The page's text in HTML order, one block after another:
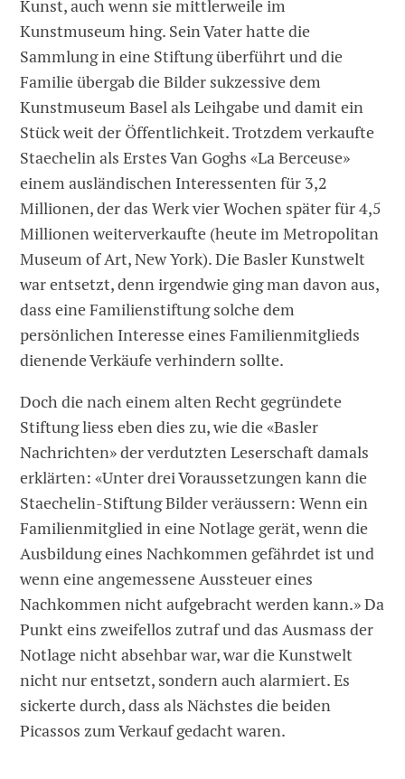
Kunst, auch wenn sie mittlerweile im
Kunstmuseum hing. Sein Vater hatte die
Sammlung in eine Stiftung überführt und die
Familie übergab die Bilder sukzessive dem
Kunstmuseum Basel als Leihgabe und damit ein
Stück weit der Öffentlichkeit. Trotzdem verkaufte
Staechelin als Erstes Van Goghs «La Berceuse»
einem ausländischen Interessenten für 3,2
Millionen, der das Werk vier Wochen später für 4,5
Millionen weiterverkaufte (heute im Metropolitan
Museum of Art, New York). Die Basler Kunstwelt
war entsetzt, denn irgendwie ging man davon aus,
dass eine Familienstiftung solche dem
persönlichen Interesse eines Familienmitglieds
dienende Verkäufe verhindern sollte.
Doch die nach einem alten Recht gegründete
Stiftung liess eben dies zu, wie die «Basler
Nachrichten» der verdutzten Leserschaft damals
erklärten: «Unter drei Voraussetzungen kann die
Staechelin-Stiftung Bilder veräussern: Wenn ein
Familienmitglied in eine Notlage gerät, wenn die
Ausbildung eines Nachkommen gefährdet ist und
wenn eine angemessene Aussteuer eines
Nachkommen nicht aufgebracht werden kann.» Da
Punkt eins zweifellos zutraf und das Ausmass der
Notlage nicht absehbar war, war die Kunstwelt
nicht nur entsetzt, sondern auch alarmiert. Es
sickerte durch, dass als Nächstes die beiden
Picassos zum Verkauf gedacht waren.